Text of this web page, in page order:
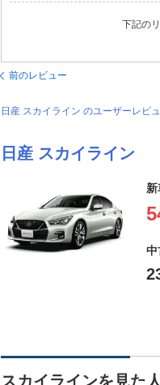
下記の
前のレビュー
日産 スカイライン のユーザーレビ
日産 スカイライン
中
スカイラインを見た